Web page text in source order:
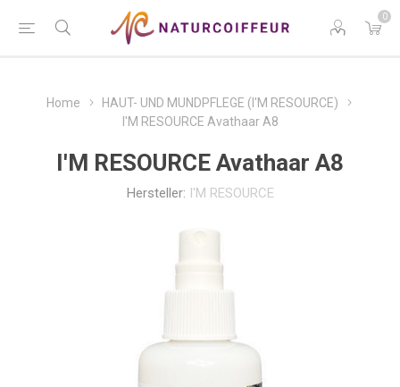
0
Home
HAUT- UND MUNDPFLEGE (I'M RESOURCE)
I'M RESOURCE Avathaar A8
I'M RESOURCE Avathaar A8
Hersteller: I'M RESOURCE